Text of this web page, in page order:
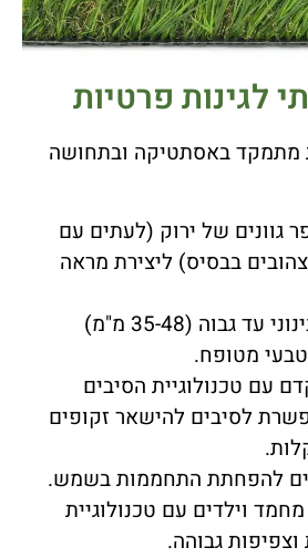
לגינות פרטיות
מתמקד באסתטיקה ובתחושה
גוונים של ירוק (לעתים עם
בבסיס) ליצירת מראה
סיבים באורך בינוני עד גבוה (35-48 מ"מ)
מטופח.
עם טכנולוגיית הסיבים
לסיבים להישאר זקופים
להפחתת התחממות בשמש.
וילדים עם טכנולוגיית
גבוהה.